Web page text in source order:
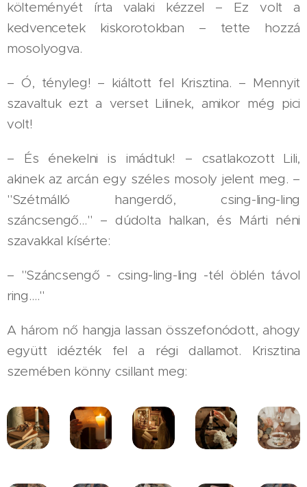
költeményét írta valaki kézzel – Ez volt a
kedvencetek kiskorotokban – tette hozzá
mosolyogva.
– Ó, tényleg! – kiáltott fel Krisztina. – Mennyit
szavaltuk ezt a verset Lilinek, amikor még pici
volt!
– És énekelni is imádtuk! – csatlakozott Lili,
akinek az arcán egy széles mosoly jelent meg. –
"Szétmálló hangerdő, csing-ling-ling
száncsengő…" – dúdolta halkan, és Márti néni
szavakkal kísérte:
– "Száncsengő - csing-ling-ling -tél öblén távol
ring.…"
A három nő hangja lassan összefonódott, ahogy
együtt idézték fel a régi dallamot. Krisztina
szemében könny csillant meg: